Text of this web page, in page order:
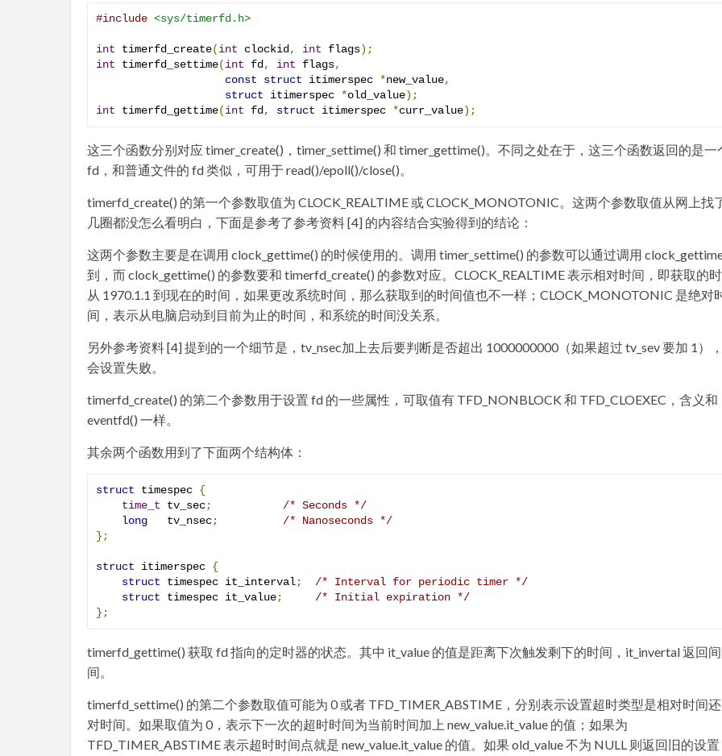
#include <sys/timerfd.h>
int timerfd_create(int clockid , int flags);
int timerfd_settime(int fd , int flags,
const
struct itimerspec *new_value,
struct itimerspec *old_value);
int timerfd_gettime(int fd , struct itimerspec *curr_value);
这三个函数分别对应 timer_create()，timer_settime() 和 timer_gettime()。不同之处在于，这三个函数返回的是一
fd，和普通文件的 fd 类似，可用于 read()/epoll()/close()。
timerfd_create() 的第一个参数取值为 CLOCK_REALTIME 或 CLOCK_MONOTONIC。这两个参数取值从网上找
几圈都没怎么看明白，下面是参考了参考资料 [4] 的内容结合实验得到的结论：
这两个参数主要是在调用 clock_gettime() 的时候使用的。调用 timer_settime() 的参数可以通过调用
到，而 clock_gettime() 的参数要和 timerfd_create() 的参数对应。CLOCK_REALTIME 表示相对时间，即获取的
从 1970.1.1 到现在的时间，如果更改系统时间，那么获取到的时间值也不一样；CLOCK_MONOTONIC 是绝对
间，表示从电脑启动到目前为止的时间，和系统的时间没关系。
另外参考资料 [4] 提到的一个细节是，tv_nsec加上去后要判断是否超出 1000000000（如果超过 tv_sev 要加 1）
会设置失败。
timerfd_create() 的第二个参数用于设置 fd 的一些属性，可取值有 TFD_NONBLOCK 和 TFD_CLOEXEC，含义和
eventfd() 一样。
其余两个函数用到了下面两个结构体：
struct timespec {
time_t tv_sec;
/* Seconds */
long
   tv_nsec
;
/* Nanoseconds */
};
struct itimerspec {
struct timespec it_interval;
/* Interval for periodic timer */
struct timespec it_value;
/* Initial expiration */
};
timerfd_gettime() 获取 fd 指向的定时器的状态。其中 it_value 的值是距离下次触发剩下的时间，it_invertal 返回
间。
timerfd_settime() 的第二个参数取值可能为 0 或者 TFD_TIMER_ABSTIME，分别表示设置超时类型是相对时间
对时间。如果取值为 0，表示下一次的超时时间为当前时间加上 new_value.it_value 的值；如果为
TFD_TIMER_ABSTIME 表示超时时间点就是 new_value.it_value 的值。如果 old_value 不为 NULL 则返回旧的设置